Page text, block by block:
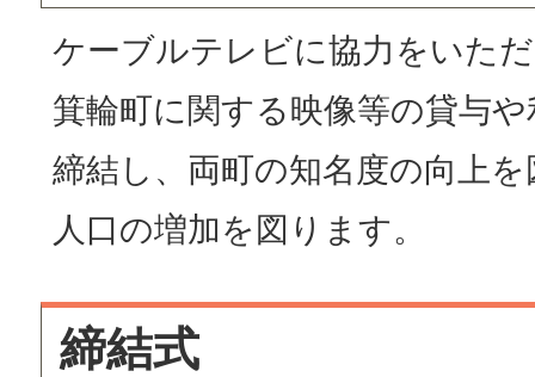
ケーブルテレビに協力をいた
箕輪町に関する映像等の貸与
締結し、両町の知名度の向上
人口の増加を図ります。
締結式